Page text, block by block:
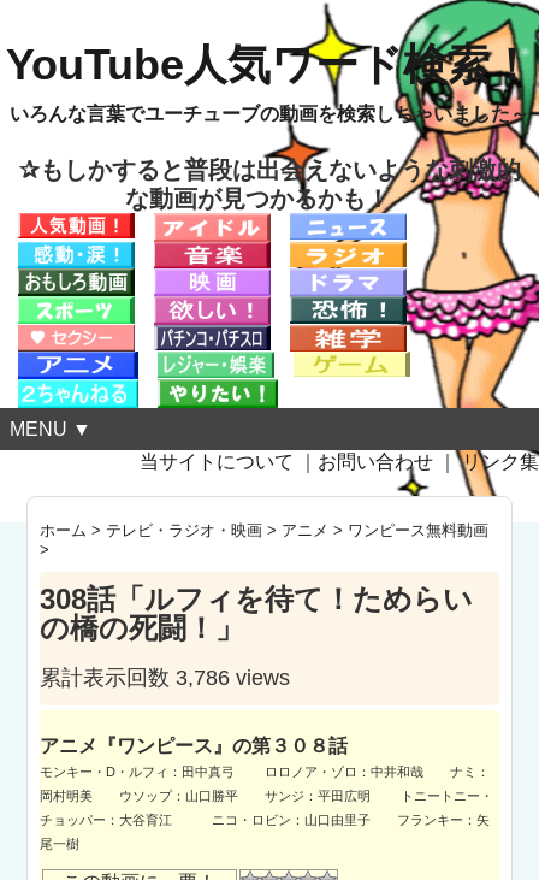
YouTube人気ワード検索！
いろんな言葉でユーチューブの動画を検索しちゃいました～
✰もしかすると普段は出会えないような刺激的
な動画が見つかるかも！
MENU ▼
当サイトについて
お問い合わせ ｜リンク集
ホーム > テレビ・ラジオ・映画 > アニメ > ワンピース無料動画
>
308話「ルフィを待て！ためらい
の橋の死闘！」
累計表示回数 3,786 views
アニメ『ワンピース』の第３０８話
モンキー・D・ルフィ：田中真弓 ロロノア・ゾロ：中井和哉 ナミ：
岡村明美 ウソップ：山口勝平 サンジ：平田広明 トニートニー・
チョッパー：大谷育江 ニコ・ロビン：山口由里子 フランキー：矢
尾一樹